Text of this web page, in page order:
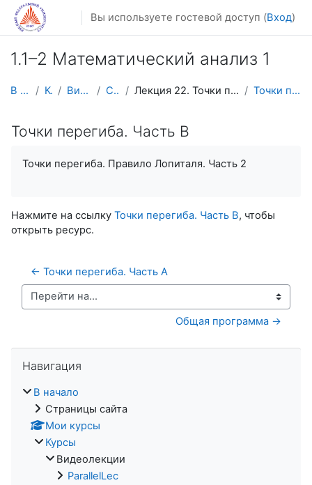
Перейти к основному содержанию
Вы используете гостевой доступ (Вход)
1.1–2 Математический анализ 1
В начало Курсы Видеолекции Calculus1 Лекция 22. Точки перегиба (Lecture 22. Inflection ... Точки перегиба. Часть B
Точки перегиба. Часть B
Точки перегиба. Правило Лопиталя. Часть 2
Нажмите на ссылку Точки перегиба. Часть B, чтобы
открыть ресурс.
← Точки перегиба. Часть A
Перейти на...
Общая программа →
Навигация
В начало
Страницы сайта
Мои курсы
Курсы
Видеолекции
ParallelLec